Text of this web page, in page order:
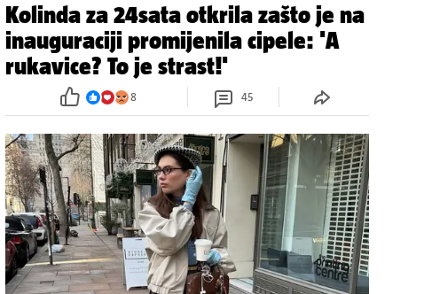
Kolinda za 24sata otkrila zašto je na
inauguraciji promijenila cipele: 'A
rukavice? To je strast!'
8 45